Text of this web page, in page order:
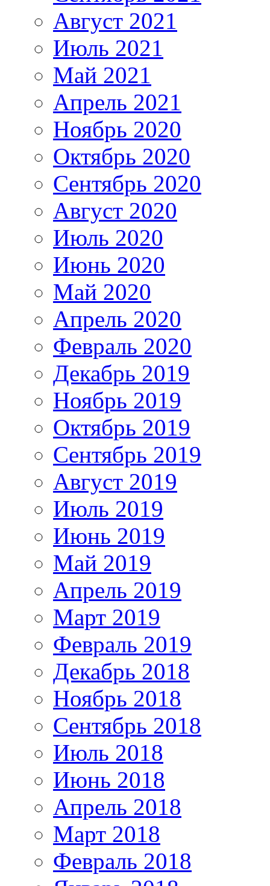
Август 2021
Июль 2021
Май 2021
Апрель 2021
Ноябрь 2020
Октябрь 2020
Сентябрь 2020
Август 2020
Июль 2020
Июнь 2020
Май 2020
Апрель 2020
Февраль 2020
Декабрь 2019
Ноябрь 2019
Октябрь 2019
Сентябрь 2019
Август 2019
Июль 2019
Июнь 2019
Май 2019
Апрель 2019
Март 2019
Февраль 2019
Декабрь 2018
Ноябрь 2018
Сентябрь 2018
Июль 2018
Июнь 2018
Апрель 2018
Март 2018
Февраль 2018